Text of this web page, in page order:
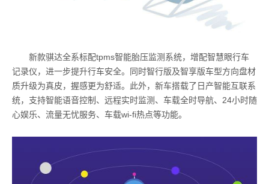
新款骐达全系标配tpms智能胎压监测系统，增配智慧眼行车
记录仪，进一步提升行车安全。同时智行版及智享版车型方向盘材
质升级为真皮，握感更为舒适。此外，新车搭载了日产智能互联系
统，支持智能语音控制、远程实时监测、车载全时导航、24小时随
心娱乐、流量无忧服务、车载wi-fi热点等功能。